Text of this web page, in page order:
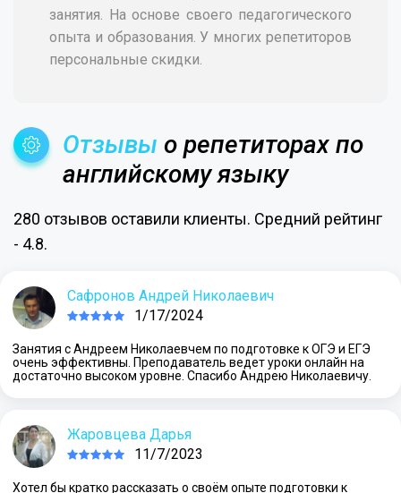
занятия. На основе своего педагогического
опыта и образования. У многих репетиторов
персональные скидки.
Отзывы о репетиторах по
английскому языку
280 отзывов оставили клиенты. Средний рейтинг
- 4.8.
Сафронов Андрей Николаевич
1/17/2024
Занятия с Андреем Николаевчем по подготовке к ОГЭ и ЕГЭ
очень эффективны. Преподаватель ведет уроки онлайн на
достаточно высоком уровне. Спасибо Андрею Николаевичу.
Жаровцева Дарья
11/7/2023
Хотел бы кратко рассказать о своём опыте подготовки к